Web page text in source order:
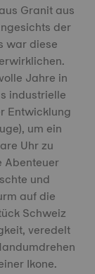
Granit aus
der
war diese
Jahre in
industrielle
Entwicklung
um ein
Uhr zu
Abenteuer
und
auf die
Schweiz
veredelt
Ikone.